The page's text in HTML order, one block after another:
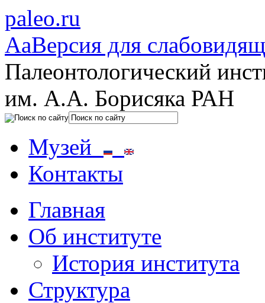
paleo.ru
AaВерсия для
Палеонтологический
им. А.А. Борисяка РАН
Музей
Контакты
Главная
Об институте
История института
Структура